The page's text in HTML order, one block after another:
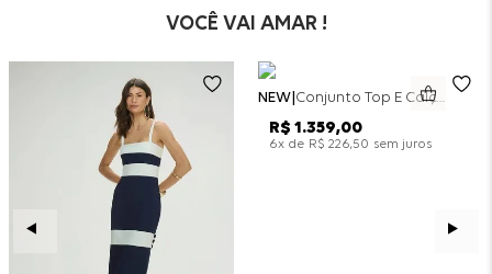
VOCÊ VAI AMAR !
NEW Conjunto Top E Calça Wide Leg Bicolor Alfaitaria - Off White
R$ 1 .359,00
6x de R$ 226,50 sem juros